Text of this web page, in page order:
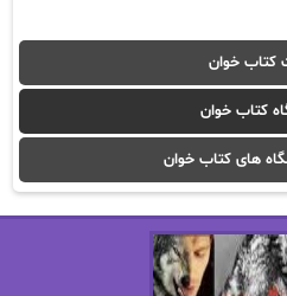
آیدا (Aixi)
آیسان صادقی
ا_اصغرزاده
از نیلوفر لاری
استل مسکم
کتاب خوان
کتاب خوان
های کتاب خوان